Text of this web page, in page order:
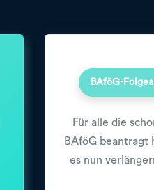
BAföG-
Für alle die
BAföG beantragt
es nun